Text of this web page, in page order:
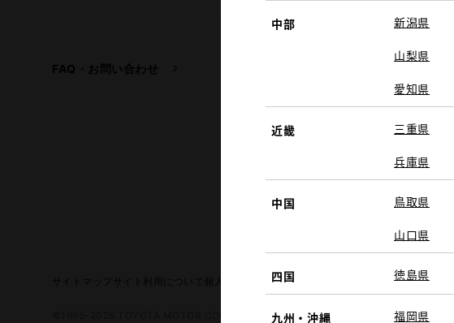
中部 新潟県
山梨県
愛知県
近畿 三重県
兵庫県
中国 鳥取県
山口県
四国 徳島県
九州・沖縄 福岡県
FAQ・お問い合わせ
トヨタイムズ
サイト利用について 個人情報の取扱いについて TOYOTAアカウント利用規約
©1995-2026 TOYOTA MOTOR CORPORATION. ALL RIGHTS RESERVED.